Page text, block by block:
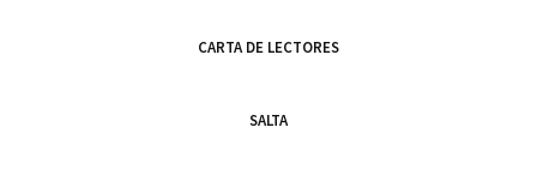
CARTA DE LECTORES
SALTA